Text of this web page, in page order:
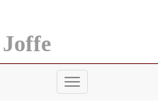
Menü
anzeigen